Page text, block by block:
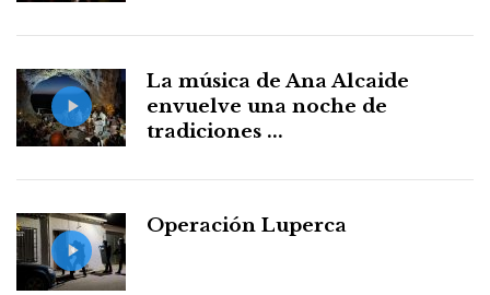
La música de Ana Alcaide
envuelve una noche de
tradiciones ...
Operación Luperca